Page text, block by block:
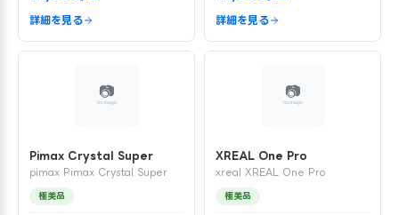
詳細を見る 詳細を見る
Pimax Crystal Super
pimax Pimax Crystal Super
極美品
XREAL One Pro
xreal XREAL One Pro
極美品